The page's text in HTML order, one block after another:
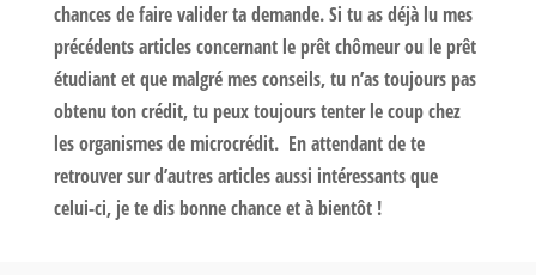
chances de faire valider ta demande. Si tu as déjà lu mes
précédents articles concernant le prêt chômeur ou le prêt
étudiant et que malgré mes conseils, tu n’as toujours pas
obtenu ton crédit, tu peux toujours tenter le coup chez
les organismes de microcrédit. En attendant de te
retrouver sur d’autres articles aussi intéressants que
celui-ci, je te dis bonne chance et à bientôt !